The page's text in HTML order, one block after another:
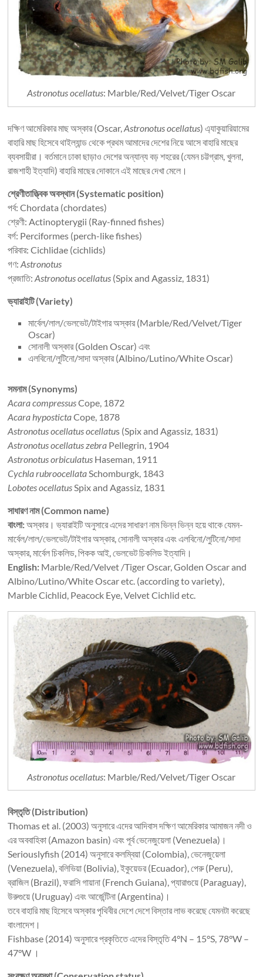
Astronotus ocellatus: Marble/Red/Velvet/Tiger Oscar
দক্ষিণ আমেরিকার মাছ অস্কার (Oscar,Astronotus ocellatus) এ্যাকুয়ারিয়ামের
বাহারি মাছ হিসেবে থাইল্যান্ড থেকে প্রথম আমাদের দেশের নিয়ে আসে বাহারি মাছের
ব্যবসায়ীরা। বর্তমানে ঢাকা ছাড়াও দেশের অন্যান্য বড় শহরের (যেমন চট্টগ্রাম, খুলনা,
রাজশাহী ইত্যাদি) বাহারি মাছের দোকানে এই মাছের দেখা মেলে।
শ্রেণীতাত্ত্বিক অবস্থান (Systematic position)
পর্ব: Chordata (chordates)
শ্রেণী: Actinopterygii (Ray-finned fishes)
বর্গ: Perciformes (perch-like fishes)
পরিবার: Cichlidae (cichlids)
গণ:Astronotus
প্রজাতি:Astronotus ocellatus (Spix and Agassiz, 1831)
ভ্যারাইটি (Variety)
মার্বেল/লাল/ভেলভেট/টাইগার অস্কার (Marble/Red/Velvet/Tiger
Oscar)
সোনালী অস্কার (Golden Oscar) এবং
এলবিনো/লুটিনো/সাদা অস্কার (Albino/Lutino/White Oscar)
সমনাম (Synonyms)
Acara compressusCope, 1872
Acara hypostictaCope, 1878
Astronotus ocellatus ocellatus (Spix and Agassiz, 1831)
Astronotus ocellatus zebra Pellegrin, 1904
Astronotus orbiculatus Haseman, 1911
Cychla rubroocellataSchomburgk, 1843
Lobotes ocellatusSpix and Agassiz, 1831
সাধারণ নাম (Common name)
বাংলা:অস্কার। ভ্যারাইটি অনুসারে এদের সাধারণ নাম ভিন্ন ভিন্ন হয়ে থাকে যেমন-
মার্বেল/লাল/ভেলভেট/টাইগার অস্কার, সোনালী অস্কার এবং এলবিনো/লুটিনো/সাদা
অস্কার, মার্বেল চিকলিড, পিকক আই, ভেলভেট চিকলিড ইত্যাদি।
English: Marble/Red/Velvet /Tiger Oscar, Golden Oscar and
Albino/Lutino/White Oscar etc. (according to variety),
Marble Cichlid, Peacock Eye, Velvet Cichlid etc.
Astronotus ocellatus: Marble/Red/Velvet/Tiger Oscar
বিস্তৃতি (Distribution)
Thomas et al. (2003) অনুসারে এদের আদিবাস দক্ষিণ আমেরিকার আমাজন নদী ও
এর অববাহিকা (Amazon basin) এবং পূর্ব ভেনেজুয়েলা (Venezuela)।
Seriouslyfish (2014) অনুসারে কলম্বিয়া (Colombia), ভেনেজুয়েলা
(Venezuela), বলিভিয়া (Bolivia), ইকুয়েডর (Ecuador), পেরু (Peru),
ব্রাজিল (Brazil), ফরাসি গায়ানা (French Guiana), প্যারাগুয়ে (Paraguay),
উরুগুয়ে (Uruguay) এবং আর্জেন্টিনা (Argentina)।
তবে বাহারি মাছ হিসেবে অস্কার পৃথিবীর দেশে দেশে বিস্তার লাভ করেছে যেমনটা করেছে
বাংলাদেশ।
Fishbase (2014) অনুসারে প্রকৃতিতে এদের বিস্তৃতি 4°N – 15°S, 78°W –
47°W ।